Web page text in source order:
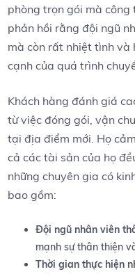
phòng trọn gói mà công
⁤phản hồi rằng đội ngũ
mà còn rất nhiệt tình và
cạnh của quá trình
Khách hàng đánh giá
từ việc đóng gói, vận​
tại địa điểm mới.‌ Họ
cả các tài sản của họ
những chuyên gia có
bao gồm:
Đội ngũ nhân viên
mạnh sự thân thiện
Thời gian thực hiện